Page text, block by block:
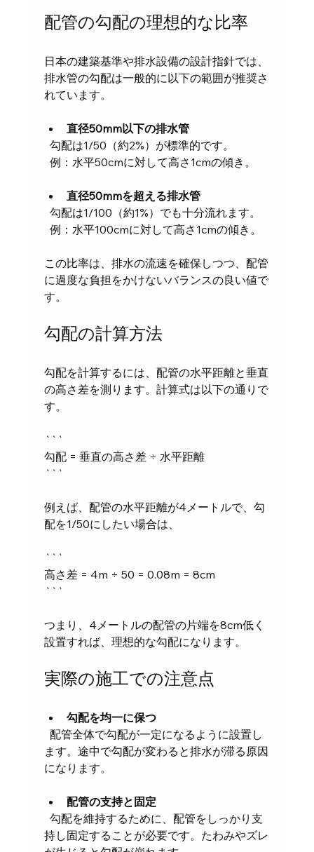
配管の勾配の理想的な比率
日本の建築基準や排水設備の設計指針では、
排水管の勾配は一般的に以下の範囲が推奨さ
れています。
直径50mm以下の排水管
  勾配は1/50（約2%）が標準的です。
  例：水平50cmに対して高さ1cmの傾き。
直径50mmを超える排水管
  勾配は1/100（約1%）でも十分流れます。
  例：水平100cmに対して高さ1cmの傾き。
この比率は、排水の流速を確保しつつ、配管
に過度な負担をかけないバランスの良い値で
す。
勾配の計算方法
勾配を計算するには、配管の水平距離と垂直
の高さ差を測ります。計算式は以下の通りで
す。
```
勾配 = 垂直の高さ差 ÷ 水平距離
```
例えば、配管の水平距離が4メートルで、勾
配を1/50にしたい場合は、
```
高さ差 = 4m ÷ 50 = 0.08m = 8cm
```
つまり、4メートルの配管の片端を8cm低く
設置すれば、理想的な勾配になります。
実際の施工での注意点
勾配を均一に保つ
ます。途中で勾配が変わると排水が滞る原因
になります。
配管の支持と固定
持し固定することが必要です。たわみやズレ